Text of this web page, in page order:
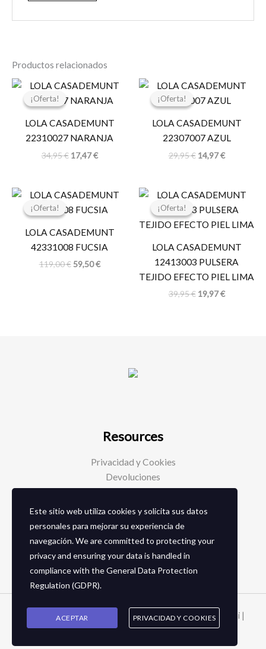
Productos relacionados
¡Oferta!
¡Oferta!
LOLA CASADEMUNT
22310027 NARANJA
34,95€
El
original
34,95 €.
17,47€
El
actual
17,47 €.
¡Oferta!
¡Oferta!
LOLA CASADEMUNT
22307007 AZUL
29,95€
El
original
29,95 €.
14,97€
El
actual
14,97 €.
¡Oferta!
¡Oferta!
LOLA CASADEMUNT
42331008 FUCSIA
119,00€
El
original
119,00 €.
59,50€
El
actual
59,50 €.
¡Oferta!
¡Oferta!
LOLA CASADEMUNT
12413003 PULSERA
TEJIDO EFECTO PIEL LIMA
39,95€
El
original
era:
19,97€
El
actual
es:
Resources
Privacidad y Cookies
Devoluciones
Social Media
Facebook
Instagram
Copyright © 2026 Zapaterias en granada - Calzados toñi |
2024
Este sitio web utiliza cookies y solicita sus datos
personales para mejorar su experiencia de
navegación. We are committed to protecting your
privacy and ensuring your data is handled in
compliance with theGeneral Data Protection
Regulation (GDPR).
ACEPTAR PRIVACIDAD Y COOKIES